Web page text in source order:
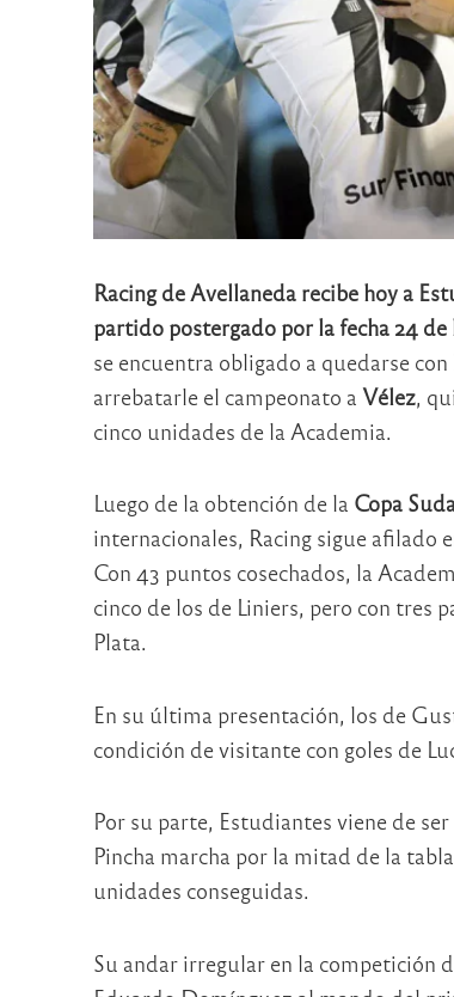
Racing de Avellaneda recibe hoy a
partido postergado por la fecha 24 de
se encuentra obligado a quedarse
arrebatarle el campeonato a Vélez,
cinco unidades de la Academia.
Luego de la obtención de la Copa
internacionales, Racing sigue afilado
Con 43 puntos cosechados, la
cinco de los de Liniers, pero con tres
Plata.
En su última presentación, los de
condición de visitante con goles de
Por su parte, Estudiantes viene de
Pincha marcha por la mitad de la
unidades conseguidas.
Su andar irregular en la competición